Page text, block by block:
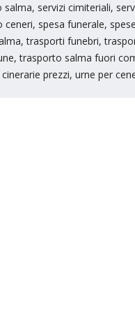
servizi cimiteriali,
spesa funerale,
trasporti funebri,
trasporto salma fuori
prezzi, urne per